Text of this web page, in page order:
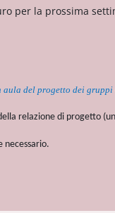
per la prossima
del progetto dei gruppi
relazione di progetto
necessario.